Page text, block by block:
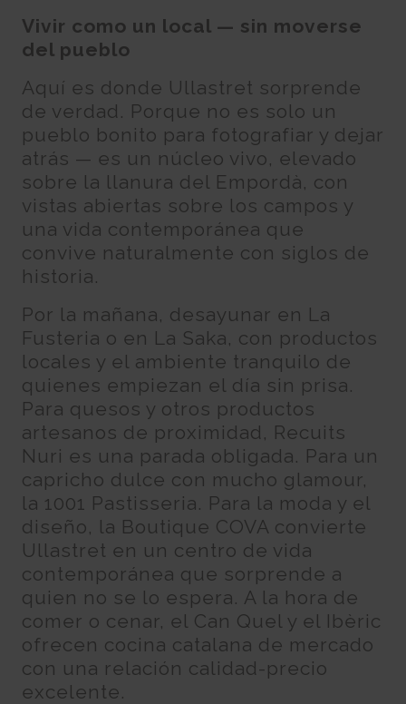
Vivir como un local — sin moverse
del pueblo
Aquí es donde Ullastret sorprende
de verdad. Porque no es solo un
pueblo bonito para fotografiar y dejar
atrás — es un núcleo vivo, elevado
sobre la llanura del Empordà, con
vistas abiertas sobre los campos y
una vida contemporánea que
convive naturalmente con siglos de
historia.
Por la mañana, desayunar en La
Fusteria o en La Saka, con productos
locales y el ambiente tranquilo de
quienes empiezan el día sin prisa.
Para quesos y otros productos
artesanos de proximidad, Recuits
Nuri es una parada obligada. Para un
capricho dulce con mucho glamour,
la 1001 Pastisseria. Para la moda y el
diseño, la Boutique COVA convierte
Ullastret en un centro de vida
contemporánea que sorprende a
quien no se lo espera. A la hora de
comer o cenar, el Can Quel y el Ibèric
ofrecen cocina catalana de mercado
con una relación calidad-precio
excelente.